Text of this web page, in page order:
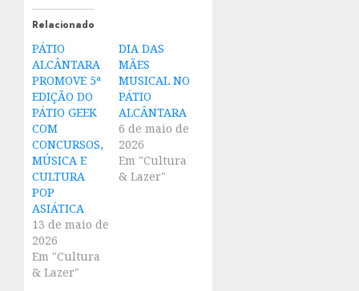
Relacionado
PÁTIO
ALCÂNTARA
PROMOVE 5ª
EDIÇÃO DO
PÁTIO GEEK
COM
CONCURSOS,
MÚSICA E
CULTURA
POP
ASIÁTICA
13 de maio de
2026
Em "Cultura
& Lazer"
DIA DAS
MÃES
MUSICAL NO
PÁTIO
ALCÂNTARA
6 de maio de
2026
Em "Cultura
& Lazer"